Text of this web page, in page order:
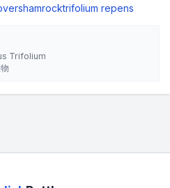
shamrocktrifolium repens
Trifolium